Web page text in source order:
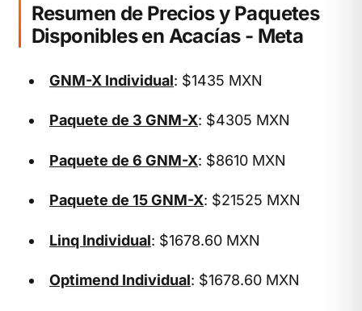
Resumen de Precios y Paquetes
Disponibles en Acacías - Meta
GNM-X Individual: $1435 MXN
Paquete de 3 GNM-X: $4305 MXN
Paquete de 6 GNM-X: $8610 MXN
Paquete de 15 GNM-X: $21525 MXN
Linq Individual: $1678.60 MXN
Optimend Individual: $1678.60 MXN